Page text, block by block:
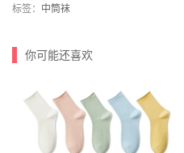
标签： 中筒袜
你可能还喜欢